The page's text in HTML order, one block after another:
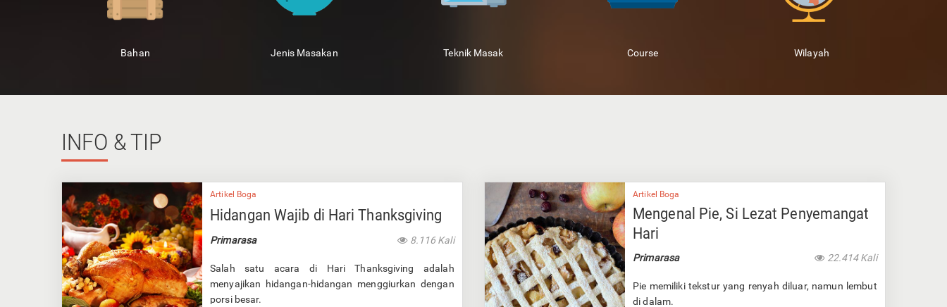
Bahan Jenis Masakan Teknik Masak Course Wilayah
INFO & TIP
Artikel Boga
Hidangan Wajib di Hari Thanksgiving
Primarasa 8.116 Kali
Salah satu acara di Hari Thanksgiving adalah
menyajikan hidangan-hidangan menggiurkan dengan
porsi besar.
Artikel Boga
Mengenal Pie, Si Lezat Penyemangat
Hari
Primarasa 22.414 Kali
Pie memiliki tekstur yang renyah diluar, namun lembut
di dalam.